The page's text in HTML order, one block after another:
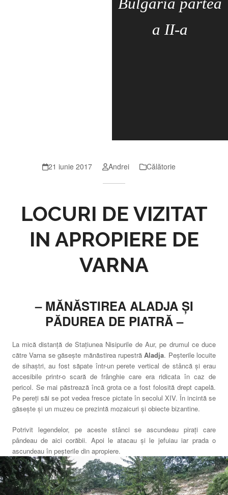
a II-a
21 iunie 2017 Andrei Călătorie
LOCURI DE VIZITAT
IN APROPIERE DE
VARNA
– MĂNĂSTIREA ALADJAȘI
PĂDUREA DE PIATRĂ–
La mică distanță de Stațiunea Nisipurile de Aur, pe drumul ce duce
către Varna se găsește mănăstirea rupestrăAladja. Peșterile locuite
de sihaștri, au fost săpate într-un perete vertical de stâncă și erau
accesibile printr-o scară de frânghie care era ridicata în caz de
pericol. Se mai păstrează încă grota ce a fost folosită drept capelă.
Pe pereți săi se pot vedea fresce pictate în secolul XIV. În incintă se
găsește și un muzeu ce prezintă mozaicuri și obiecte bizantine.
Potrivit legendelor, pe aceste stânci se ascundeau pirați care
pândeau de aici corăbii. Apoi le atacau și le jefuiau iar prada o
ascundeau în peșterile din apropiere.